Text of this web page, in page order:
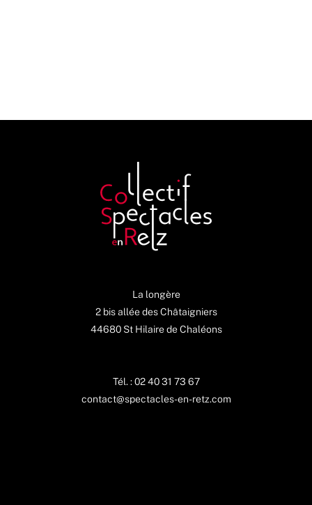
La longère
2 bis allée des Châtaigniers
44680 St Hilaire de Chaléons
Tél. : 02 40 31 73 67
contact@spectacles-en-retz.com